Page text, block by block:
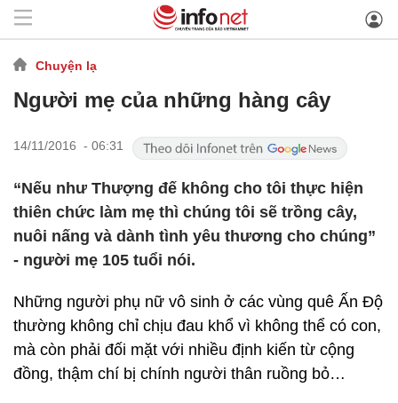
Chuyện lạ
Người mẹ của những hàng cây
14/11/2016 - 06:31
“Nếu như Thượng đế không cho tôi thực hiện
thiên chức làm mẹ thì chúng tôi sẽ trồng cây,
nuôi nấng và dành tình yêu thương cho chúng”
- người mẹ 105 tuổi nói.
Những người phụ nữ vô sinh ở các vùng quê Ấn Độ
thường không chỉ chịu đau khổ vì không thể có con,
mà còn phải đối mặt với nhiều định kiến từ cộng
đồng, thậm chí bị chính người thân ruồng bỏ…